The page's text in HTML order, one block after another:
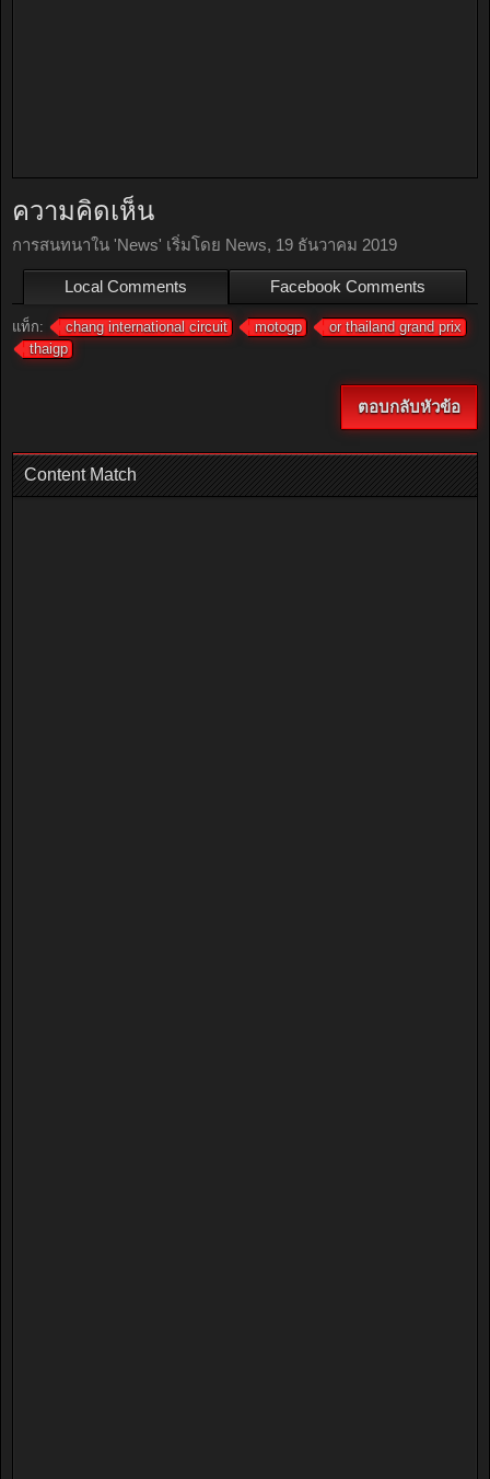
ความคิดเห็น
การสนทนาใน 'News' เริ่มโดย News, 19 ธันวาคม 2019
Local Comments Facebook Comments
แท็ก: chang international circuit motogp
or thailand grand prix
thaigp
ตอบกลับหัวข้อ
Content Match